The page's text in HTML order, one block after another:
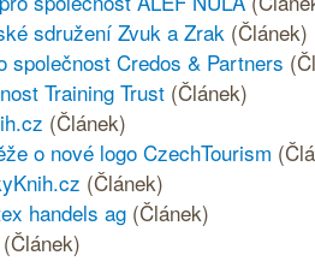
sdružení Zvuk a Zrak (Článek)
společnost Credos & Partners
Training Trust (Článek)
(Článek)
o nové logo CzechTourism
(Článek)
handels ag (Článek)
(Článek)